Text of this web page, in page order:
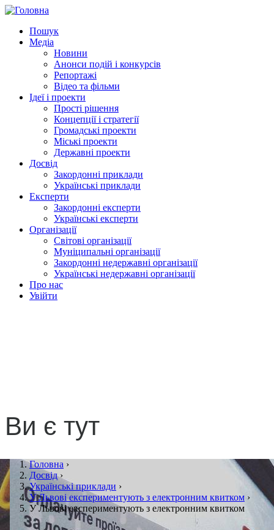
Пошук
Медіа
Новини
Анонси подій і конкурсів
Репортажі
Відео та фільми
Ідеї і проекти
Прості рішення
Концепції і стратегії
Громадські проекти
Міські проекти
Державні проекти
Досвід
Закордонні приклади
Українські приклади
Експерти
Закордонні експерти
Українські експерти
Організації
Світові організації
Муніципальні організації
Закордонні недержавні організації
Українські недержавні організації
Про нас
Увійти
Ви є тут
Головна ›
Досвід›
Українські приклади ›
У Львові експериментують з електронним квитком ›
У Львові експериментують з електронним квитком